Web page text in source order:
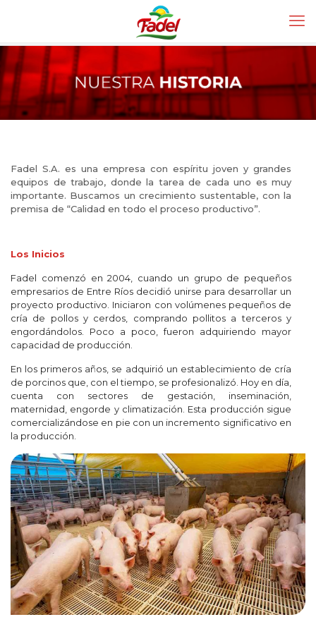
Fadel S.A. es una empresa con espíritu joven y grandes
equipos de trabajo, donde la tarea de cada uno es muy
importante. Buscamos un crecimiento sustentable, con la
premisa de “Calidad en todo el proceso productivo”.
Los Inicios
Fadel comenzó en 2004, cuando un grupo de pequeños
empresarios de Entre Ríos decidió unirse para desarrollar un
proyecto productivo. Iniciaron con volúmenes pequeños de
cría de pollos y cerdos, comprando pollitos a terceros y
engordándolos. Poco a poco, fueron adquiriendo mayor
capacidad de producción.
En los primeros años, se adquirió un establecimiento de cría
de porcinos que, con el tiempo, se profesionalizó. Hoy en día,
cuenta con sectores de gestación, inseminación,
maternidad, engorde y climatización. Esta producción sigue
comercializándose en pie con un incremento significativo en
la producción.